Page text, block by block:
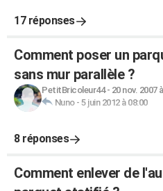
17 réponses
Comment poser un
sans mur parallèle ?
PetitBricoleur44- 20 nov. 2007
Nuno- 5 juin 2012 à 08:00
8 réponses
Comment enlever de